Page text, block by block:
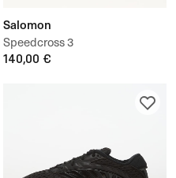
Salomon
Speedcross 3
140,00 €